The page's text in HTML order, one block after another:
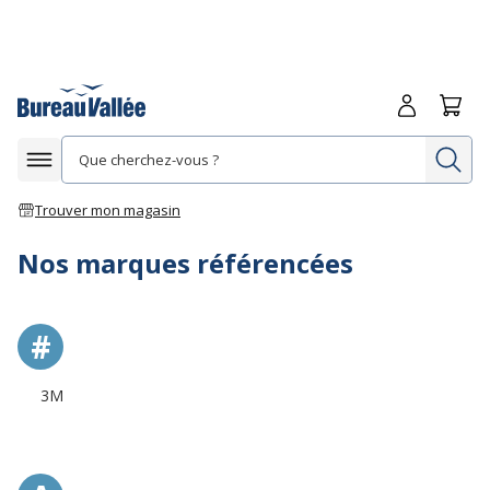
Afficher la navigation
Trouver mon magasin
Me
Nos marques référencées
#
3M